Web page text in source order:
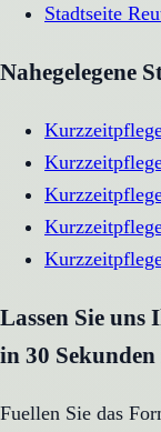
Stadtseite
Nahegelegene
Lassen Sie
in 30
Fuellen Sie das